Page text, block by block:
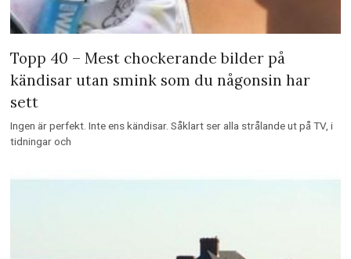
Topp 40 – Mest chockerande bilder på
kändisar utan smink som du någonsin har
sett
Ingen är perfekt. Inte ens kändisar. Såklart ser alla strålande ut på TV, i
tidningar och